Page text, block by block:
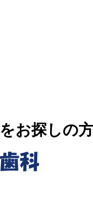
お探しの